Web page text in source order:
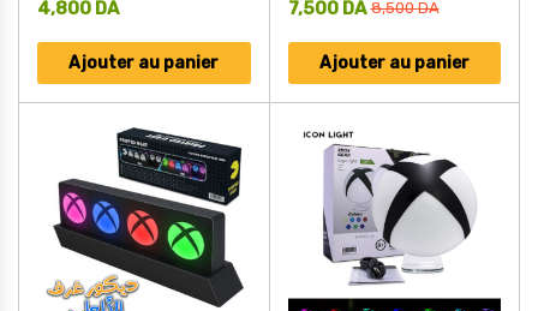
4,800 DA
Ajouter au panier
8,500DA
7,500 DA
Ajouter au panier